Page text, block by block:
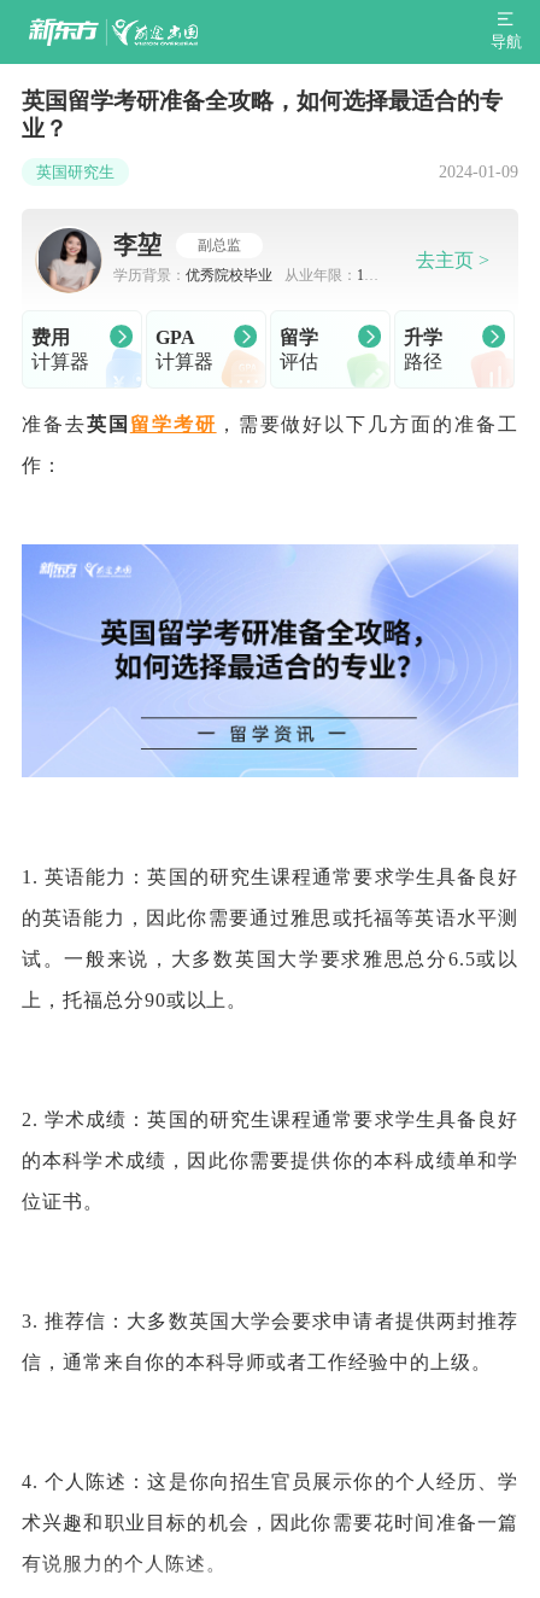
导航
英国留学考研准备全攻略，如何选择最适合的专
业？
英国研究生 2024-01-09
李堃
副总监
学历背景： 优秀院校毕业 从业年限： 10-
去主页 >
费用
计算器
GPA
计算器
留学
评估
升学
路径
准备去英国 留学考研 ，需要做好以下几方面的准备工
作：
1. 英语能力：英国的研究生课程通常要求学生具备良好
的英语能力，因此你需要通过雅思或托福等英语水平测
试。一般来说，大多数英国大学要求雅思总分6.5或以
上，托福总分90或以上。
2. 学术成绩：英国的研究生课程通常要求学生具备良好
的本科学术成绩，因此你需要提供你的本科成绩单和学
位证书。
3. 推荐信：大多数英国大学会要求申请者提供两封推荐
信，通常来自你的本科导师或者工作经验中的上级。
4. 个人陈述：这是你向招生官员展示你的个人经历、学
术兴趣和职业目标的机会，因此你需要花时间准备一篇
有说服力的个人陈述。